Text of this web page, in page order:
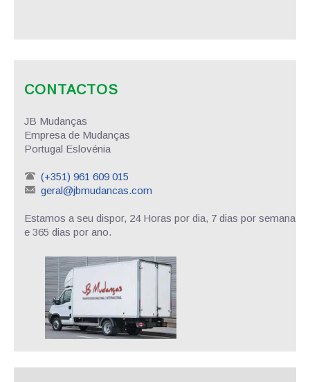
CONTACTOS
JB Mudanças
Empresa de Mudanças
Portugal Eslovénia
(+351) 961 609 015
geral@jbmudancas.com
Estamos a seu dispor, 24 Horas por dia, 7 dias por semana
e 365 dias por ano.